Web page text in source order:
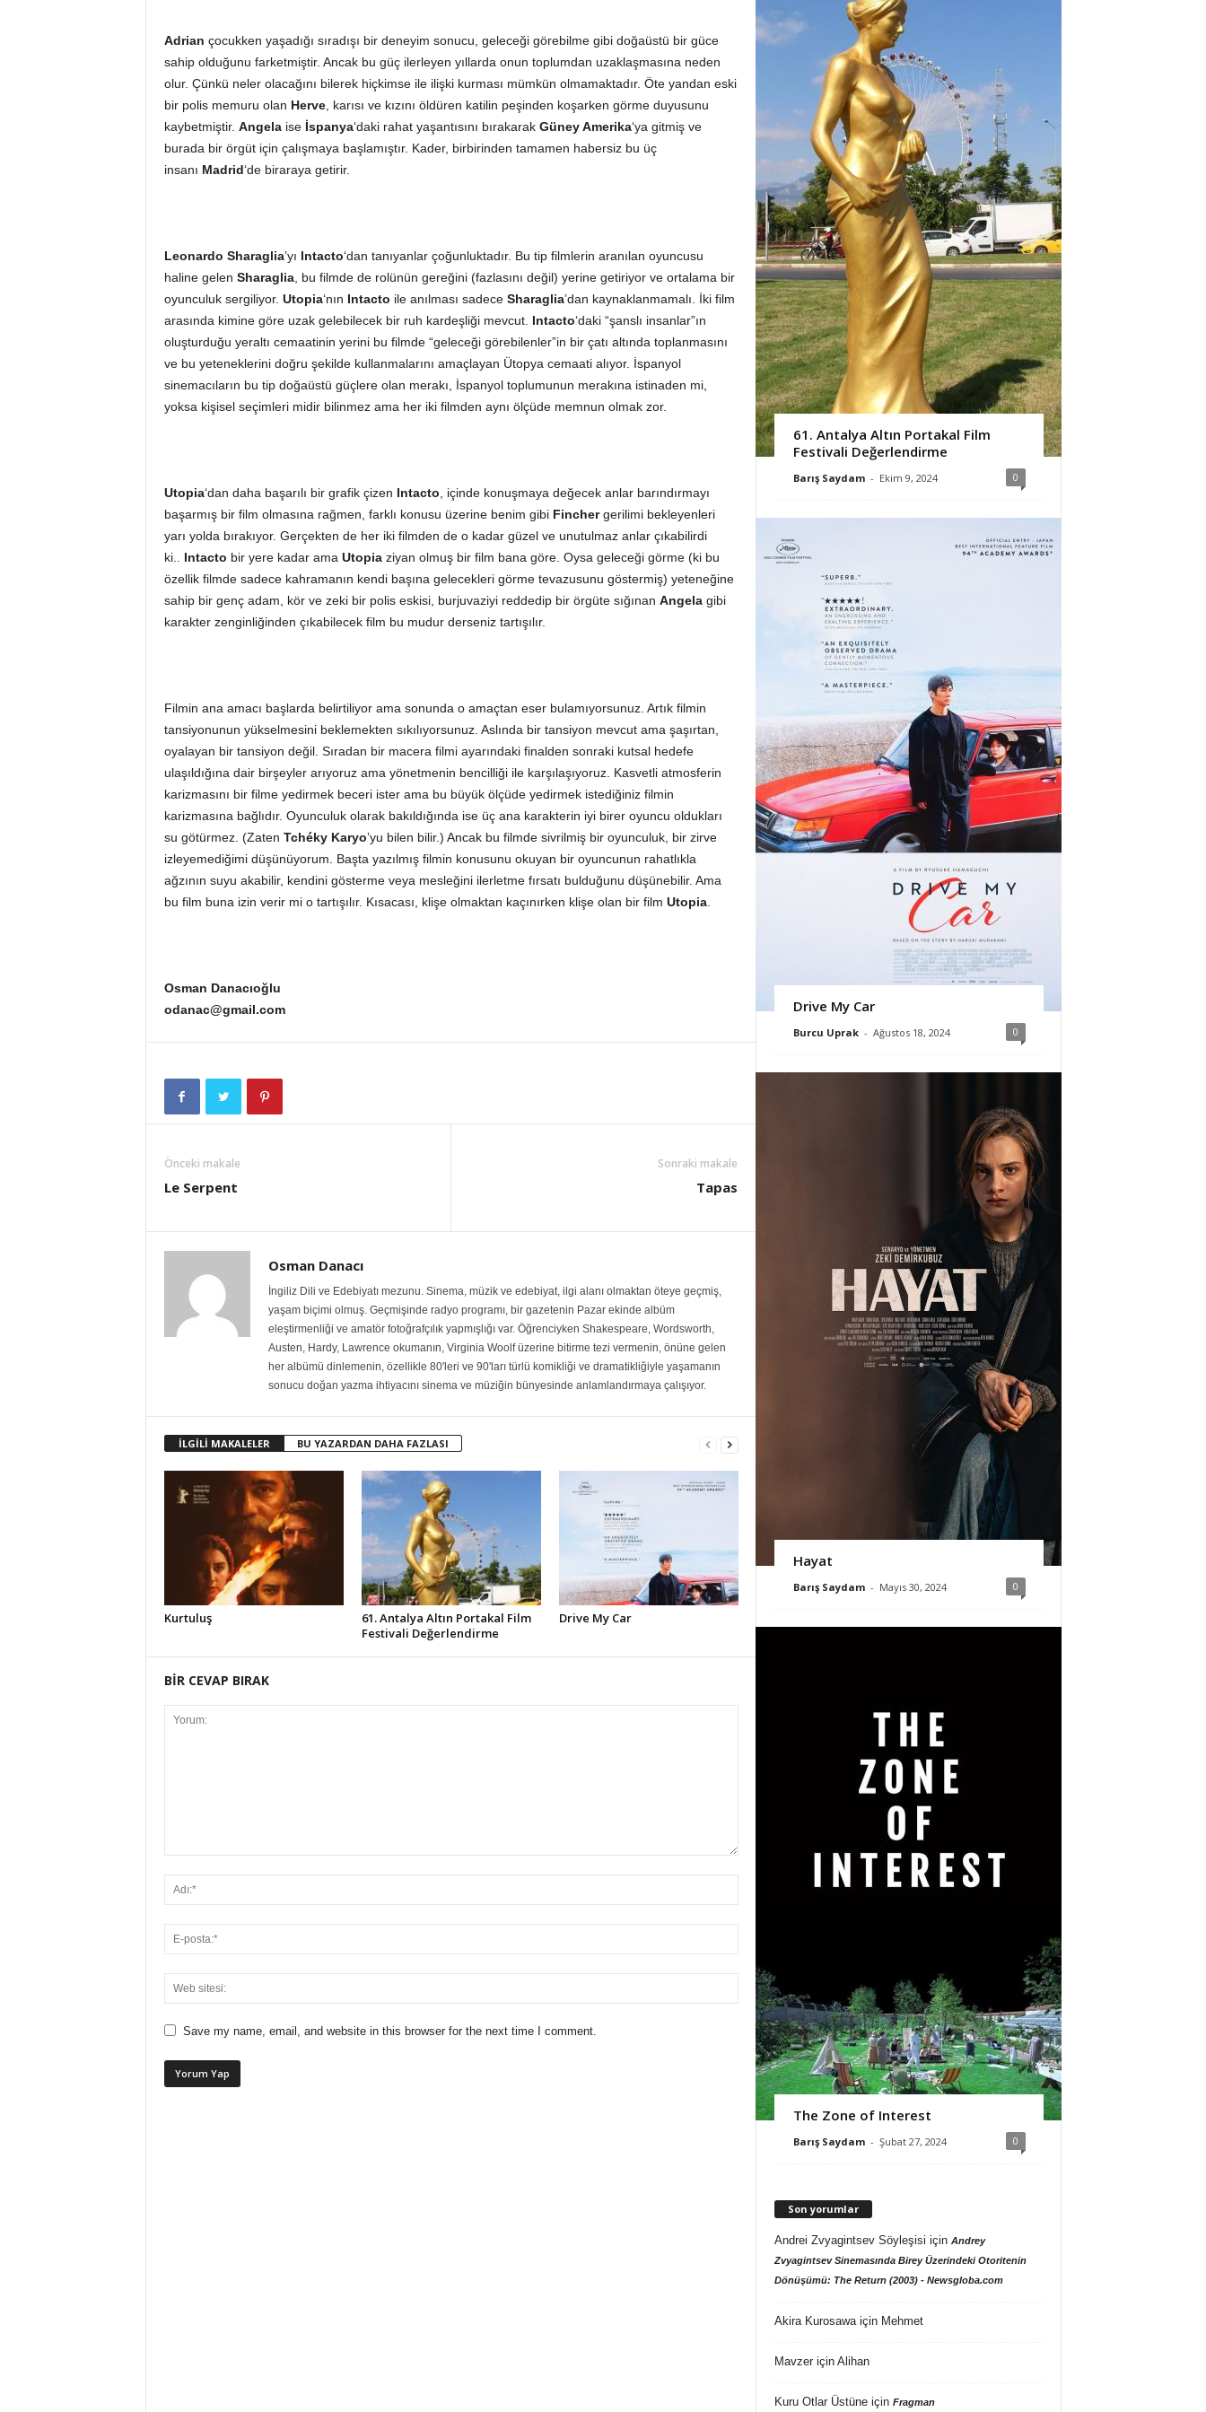
Adrian çocukken yaşadığı sıradışı bir deneyim sonucu, geleceği görebilme gibi doğaüstü bir güce
sahip olduğunu farketmiştir. Ancak bu güç ilerleyen yıllarda onun toplumdan uzaklaşmasına neden
olur. Çünkü neler olacağını bilerek hiçkimse ile ilişki kurması mümkün olmamaktadır. Öte yandan eski
bir polis memuru olan Herve, karısı ve kızını öldüren katilin peşinden koşarken görme duyusunu
kaybetmiştir. Angelaise İspanya‘daki rahat yaşantısını bırakarak Güney Amerika‘ya gitmiş ve
burada bir örgüt için çalışmaya başlamıştır. Kader, birbirinden tamamen habersiz bu üç
insanı Madrid‘de biraraya getirir.
Leonardo Sharaglia’yı Intacto‘dan tanıyanlar çoğunluktadır. Bu tip filmlerin aranılan oyuncusu
haline gelen Sharaglia, bu filmde de rolünün gereğini (fazlasını değil) yerine getiriyor ve ortalama bir
oyunculuk sergiliyor. Utopia‘nın Intacto ile anılması sadece Sharaglia’dan kaynaklanmamalı. İki film
arasında kimine göre uzak gelebilecek bir ruh kardeşliği mevcut. Intacto‘daki “şanslı insanlar”ın
oluşturduğu yeraltı cemaatinin yerini bu filmde “geleceği görebilenler”in bir çatı altında toplanmasını
ve bu yeteneklerini doğru şekilde kullanmalarını amaçlayan Ütopya cemaati alıyor. İspanyol
sinemacıların bu tip doğaüstü güçlere olan merakı, İspanyol toplumunun merakına istinaden mi,
yoksa kişisel seçimleri midir bilinmez ama her iki filmden aynı ölçüde memnun olmak zor.
Utopia‘dan daha başarılı bir grafik çizen Intacto , içinde konuşmaya değecek anlar barındırmayı
başarmış bir film olmasına rağmen, farklı konusu üzerine benim gibi Finchergerilimi bekleyenleri
yarı yolda bırakıyor. Gerçekten de her iki filmden de o kadar güzel ve unutulmaz anlar çıkabilirdi
ki.. Intacto bir yere kadar ama Utopiaziyan olmuş bir film bana göre. Oysa geleceği görme (ki bu
özellik filmde sadece kahramanın kendi başına gelecekleri görme tevazusunu göstermiş) yeteneğine
sahip bir genç adam, kör ve zeki bir polis eskisi, burjuvaziyi reddedip bir örgüte sığınan Angelagibi
karakter zenginliğinden çıkabilecek film bu mudur derseniz tartışılır.
Filmin ana amacı başlarda belirtiliyor ama sonunda o amaçtan eser bulamıyorsunuz. Artık filmin
tansiyonunun yükselmesini beklemekten sıkılıyorsunuz. Aslında bir tansiyon mevcut ama şaşırtan,
oyalayan bir tansiyon değil. Sıradan bir macera filmi ayarındaki finalden sonraki kutsal hedefe
ulaşıldığına dair birşeyler arıyoruz ama yönetmenin bencilliği ile karşılaşıyoruz. Kasvetli atmosferin
karizmasını bir filme yedirmek beceri ister ama bu büyük ölçüde yedirmek istediğiniz filmin
karizmasına bağlıdır. Oyunculuk olarak bakıldığında ise üç ana karakterin iyi birer oyuncu oldukları
su götürmez. (Zaten Tchéky Karyo’yu bilen bilir.) Ancak bu filmde sivrilmiş bir oyunculuk, bir zirve
izleyemediğimi düşünüyorum. Başta yazılmış filmin konusunu okuyan bir oyuncunun rahatlıkla
ağzının suyu akabilir, kendini gösterme veya mesleğini ilerletme fırsatı bulduğunu düşünebilir. Ama
bu film buna izin verir mi o tartışılır. Kısacası, klişe olmaktan kaçınırken klişe olan bir film Utopia.
Osman Danacıoğlu
odanac@gmail.com
Önceki makale
Le Serpent
Sonraki makale
Tapas
Osman Danacı
İngiliz Dili ve Edebiyatı mezunu. Sinema, müzik ve edebiyat, ilgi alanı olmaktan öteye geçmiş,
yaşam biçimi olmuş. Geçmişinde radyo programı, bir gazetenin Pazar ekinde albüm
eleştirmenliği ve amatör fotoğrafçılık yapmışlığı var. Öğrenciyken Shakespeare, Wordsworth,
Austen, Hardy, Lawrence okumanın, Virginia Woolf üzerine bitirme tezi vermenin, önüne gelen
her albümü dinlemenin, özellikle 80'leri ve 90'ları türlü komikliği ve dramatikliğiyle yaşamanın
sonucu doğan yazma ihtiyacını sinema ve müziğin bünyesinde anlamlandırmaya çalışıyor.
İLGİLİ MAKALELER BU YAZARDAN DAHA FAZLASI
Kurtuluş
61. Antalya Altın Portakal Film
Festivali Değerlendirme
Drive My Car
BİR CEVAP BIRAK
Save my name, email, and website in this browser for the next time I comment.
61. Antalya Altın Portakal Film
Festivali Değerlendirme
Barış Saydam - Ekim 9, 2024 0
Drive My Car
Burcu Uprak - Ağustos 18, 2024 0
Hayat
Barış Saydam - Mayıs 30, 2024 0
The Zone of Interest
Barış Saydam - Şubat 27, 2024 0
Son yorumlar
Andrei Zvyagintsev Söyleşisi için Andrey
Zvyagintsev Sinemasında Birey Üzerindeki Otoritenin
Dönüşümü: The Return (2003) - Newsgloba.com
Akira Kurosawaiçin Mehmet
Mavzeriçin Alihan
Kuru Otlar Üstüneiçin Fragman